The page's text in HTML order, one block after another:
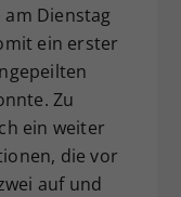
Dienstag
ein erster
Zu
ein weiter
die vor
auf und